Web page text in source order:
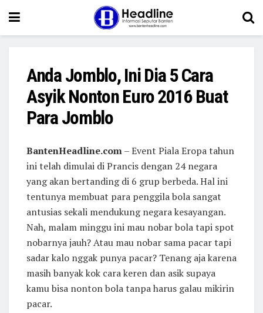
Anda Jomblo, Ini Dia 5 Cara
Asyik Nonton Euro 2016 Buat
Para Jomblo
BantenHeadline.com– Event Piala Eropa tahun
ini telah dimulai di Prancis dengan 24 negara
yang akan bertanding di 6 grup berbeda. Hal ini
tentunya membuat para penggila bola sangat
antusias sekali mendukung negara kesayangan.
Nah, malam minggu ini mau nobar bola tapi spot
nobarnya jauh? Atau mau nobar sama pacar tapi
sadar kalo nggak punya pacar? Tenang aja karena
masih banyak kok cara keren dan asik supaya
kamu bisa nonton bola tanpa harus galau mikirin
pacar.